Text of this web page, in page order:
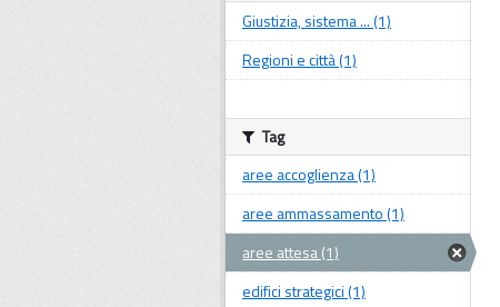
Giustizia, sistema ... (1)
Regioni e città (1)
Tag
aree accoglienza (1)
aree ammassamento (1)
aree attesa (1)
edifici strategici (1)